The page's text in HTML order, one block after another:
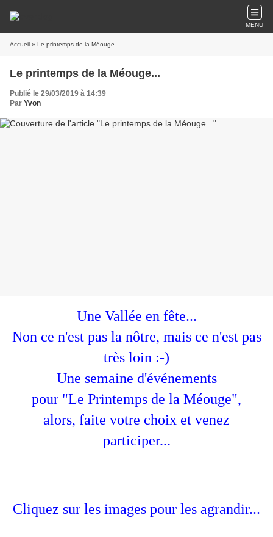
MENU
Accueil » Le printemps de la Méouge...
Le printemps de la Méouge...
Publié le 29/03/2019 à 14:39
Par Yvon
Une Vallée en fête...
Non ce n'est pas la nôtre, mais ce n'est pas
très loin :-)
Une semaine d'événements
pour "Le Printemps de la Méouge",
alors, faite votre choix et venez
participer...
Cliquez sur les images pour les agrandir...